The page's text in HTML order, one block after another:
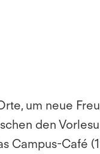
um neue
den
Campus-Café